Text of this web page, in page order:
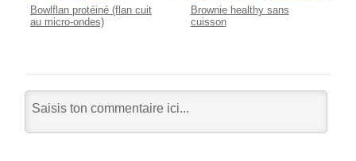
Bowlflan protéiné (flan cuit
au micro-ondes)
Brownie healthy sans
cuisson